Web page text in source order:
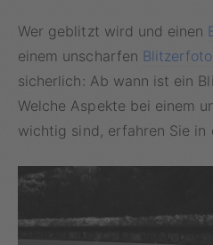
Wer geblitzt wird und einen
einem unscharfen Blitzerfoto
sicherlich: Ab wann ist ein
Welche Aspekte bei einem
wichtig sind, erfahren Sie in